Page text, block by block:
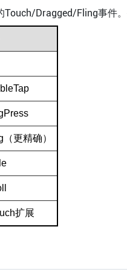
Dragged/Fling事件
更精确）
扩展